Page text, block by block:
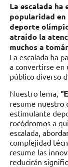
La escalada
popularidad en
deporte
atraído la
muchos a
La escalada ha
a convertirse en
público diverso
Nuestro lema,
resume nuestro
estimulante
rocódromos a
escalada,
complejidad
resume las
reducirán